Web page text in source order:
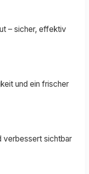
– sicher, effektiv
und ein frischer
verbessert sichtbar